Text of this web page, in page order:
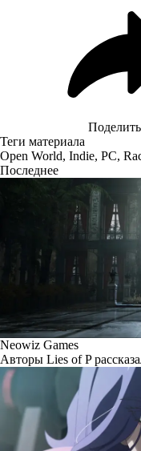
Теги материала
Open World, Indie, PC,
Последнее
Neowiz Games
Авторы Lies of P